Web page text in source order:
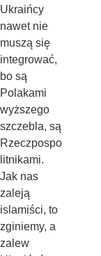
Ukraińcy
nawet nie
muszą się
integrować,
bo są
Polakami
wyższego
szczebla, są
Rzeczpospo
litnikami.
Jak nas
zaleją
islamiści, to
zginiemy, a
zalew